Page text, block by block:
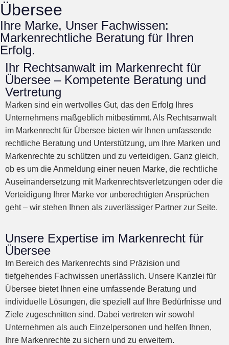
Übersee
Ihre Marke, Unser Fachwissen:
Markenrechtliche Beratung für Ihren
Erfolg.
Ihr Rechtsanwalt im Markenrecht für
Übersee – Kompetente Beratung und
Vertretung
Marken sind ein wertvolles Gut, das den Erfolg Ihres
Unternehmens maßgeblich mitbestimmt. Als Rechtsanwalt
im Markenrecht für Übersee bieten wir Ihnen umfassende
rechtliche Beratung und Unterstützung, um Ihre Marken und
Markenrechte zu schützen und zu verteidigen. Ganz gleich,
ob es um die Anmeldung einer neuen Marke, die rechtliche
Auseinandersetzung mit Markenrechtsverletzungen oder die
Verteidigung Ihrer Marke vor unberechtigten Ansprüchen
geht – wir stehen Ihnen als zuverlässiger Partner zur Seite.
Unsere Expertise im Markenrecht für
Übersee
Im Bereich des Markenrechts sind Präzision und
tiefgehendes Fachwissen unerlässlich. Unsere Kanzlei für
Übersee bietet Ihnen eine umfassende Beratung und
individuelle Lösungen, die speziell auf Ihre Bedürfnisse und
Ziele zugeschnitten sind. Dabei vertreten wir sowohl
Unternehmen als auch Einzelpersonen und helfen Ihnen,
Ihre Markenrechte zu sichern und zu erweitern.